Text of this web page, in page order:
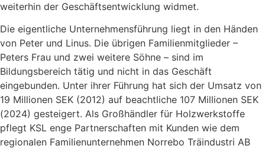
weiterhin der Geschäftsentwicklung widmet.
Die eigentliche Unternehmensführung liegt in den Händen
von Peter und Linus. Die übrigen Familienmitglieder –
Peters Frau und zwei weitere Söhne – sind im
Bildungsbereich tätig und nicht in das Geschäft
eingebunden. Unter ihrer Führung hat sich der Umsatz von
19 Millionen SEK (2012) auf beachtliche 107 Millionen SEK
(2024) gesteigert. Als Großhändler für Holzwerkstoffe
pflegt KSL enge Partnerschaften mit Kunden wie dem
regionalen Familienunternehmen Norrebo Träindustri AB